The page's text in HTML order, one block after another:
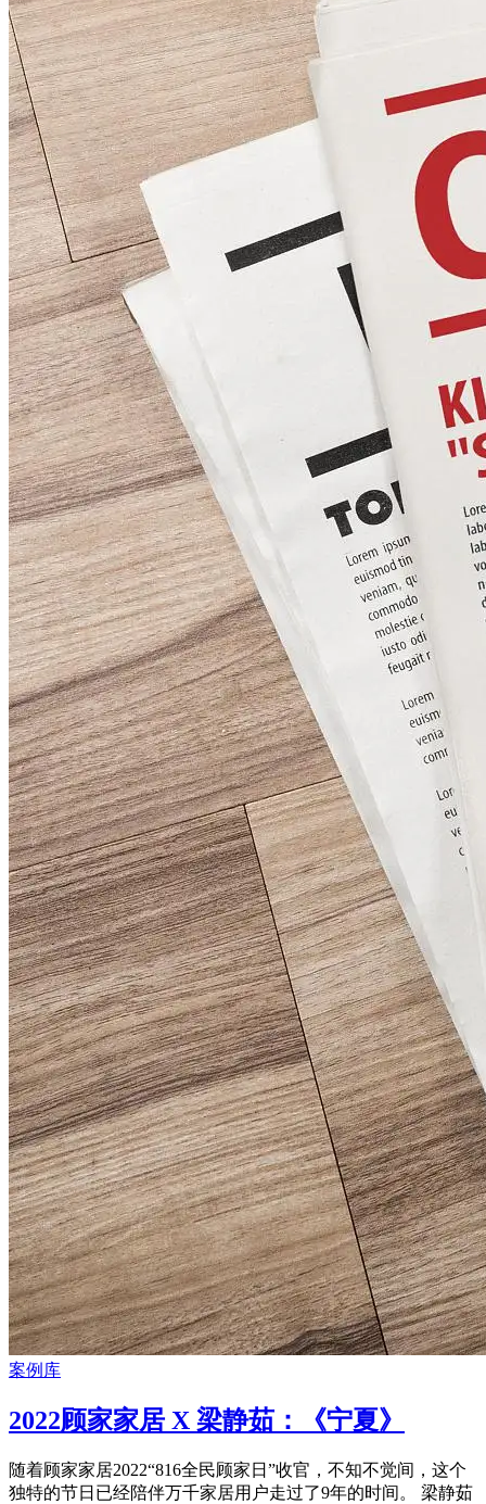
案例库
2022顾家家居 X 梁静茹：《宁夏》
随着顾家家居2022“816全民顾家日”收官，不知不觉间，这个
独特的节日已经陪伴万千家居用户走过了9年的时间。 梁静茹